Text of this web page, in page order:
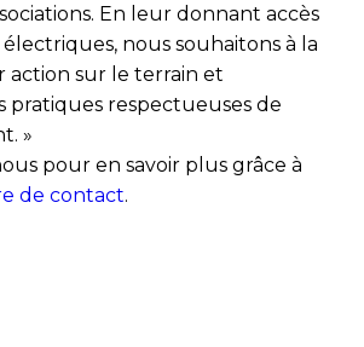
En leur donnant accès
nous souhaitons à la
action sur le terrain et
pratiques respectueuses de
»
pour en savoir plus grâce à
de contact.